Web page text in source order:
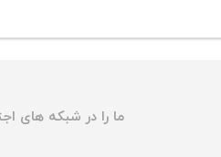
ما را در شبکه های